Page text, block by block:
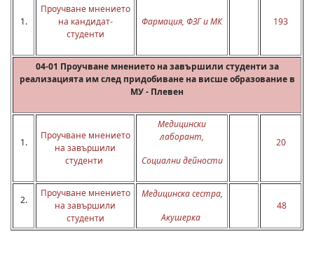
1.
Проучване мнението
на кандидат-
студенти
Фармация, ФЗГ и МК 193
04-01 Проучване мнението на завършили студенти за
реализацията им след придобиване на висше образование в
МУ - Плевен
1.
Проучване мнението
на завършили
студенти
Медицински
лаборант,
Социални дейности
20
2.
Проучване мнението
на завършили
студенти
Медицинска сестра,
Акушерка
48